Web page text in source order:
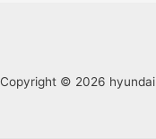
Copyright © 2026